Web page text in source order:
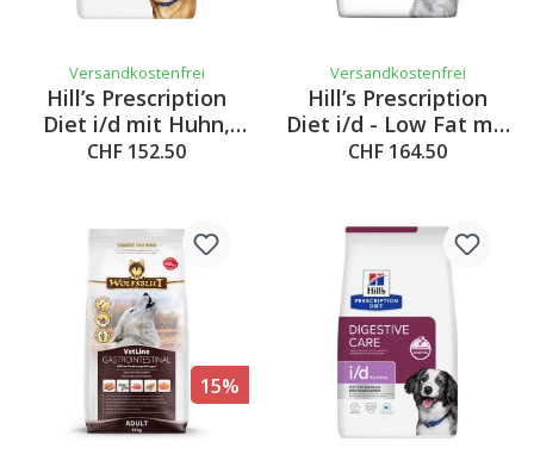
Versandkostenfrei
Hill’s Prescription
Diet i/d mit Huhn,
12kg
CHF 152.50
Versandkostenfrei
Hill’s Prescription
Diet i/d - Low Fat mit
Huhn, 12kg
CHF 164.50
15%